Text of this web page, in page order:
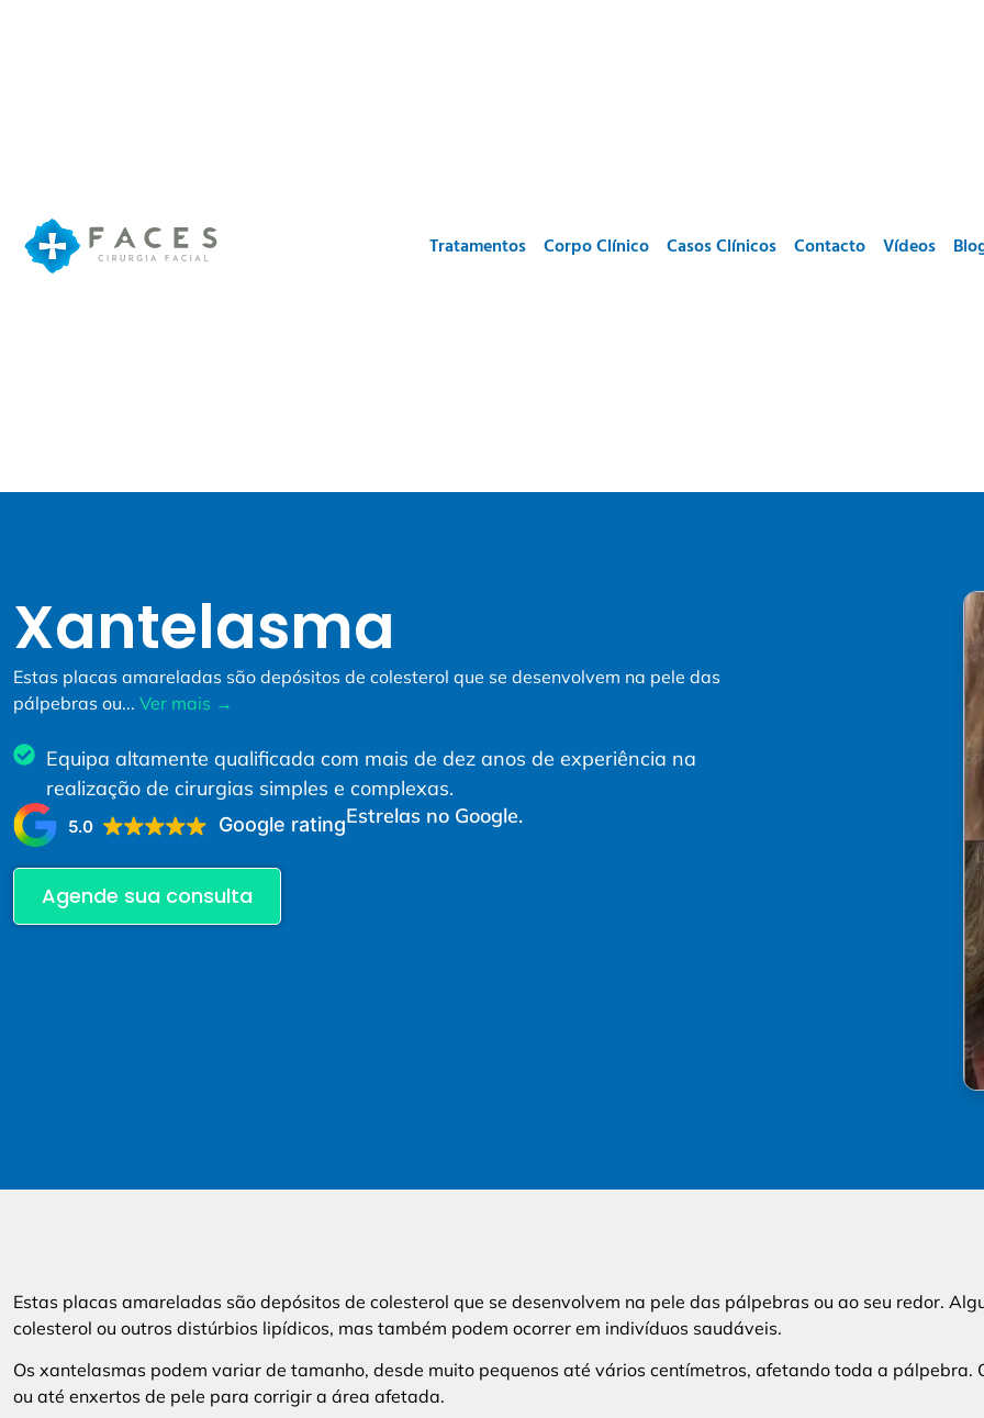
Tratamentos Corpo Clínico Casos Clínicos Contacto Vídeos
Xantelasma
Estas placas amareladas são depósitos de colesterol que se desenvolvem na pele das
pálpebras ou... Ver mais →
Equipa altamente qualificada com mais de dez anos de experiência na
realização de cirurgias simples e complexas.
Google rating
5.0 Estrelas no Google.
Agende sua consulta
Estas placas amareladas são depósitos de colesterol que se desenvolvem na pele das pálpebras ou ao seu redor.
colesterol ou outros distúrbios lipídicos, mas também podem ocorrer em indivíduos saudáveis.
Os xantelasmas podem variar de tamanho, desde muito pequenos até vários centímetros, afetando toda a
ou até enxertos de pele para corrigir a área afetada.